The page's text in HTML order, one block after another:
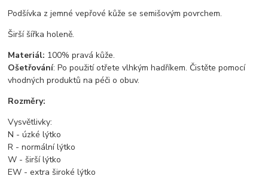
Podšívka z jemné vepřové kůže se semišovým povrchem.
Širší šířka holeně.
Materiál: 100% pravá kůže.
Ošetřování: Po použití otřete vlhkým hadříkem. Čistěte pomocí
vhodných produktů na péči o obuv.
Rozměry:
Vysvětlivky:
N - úzké lýtko
R - normální lýtko
W - širší lýtko
EW - extra široké lýtko